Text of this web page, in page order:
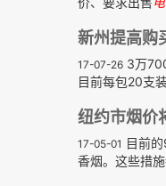
新州提高购
17-07-26 3万
目前每包20支
纽约市烟价
17-05-01 目前
香烟。这些措